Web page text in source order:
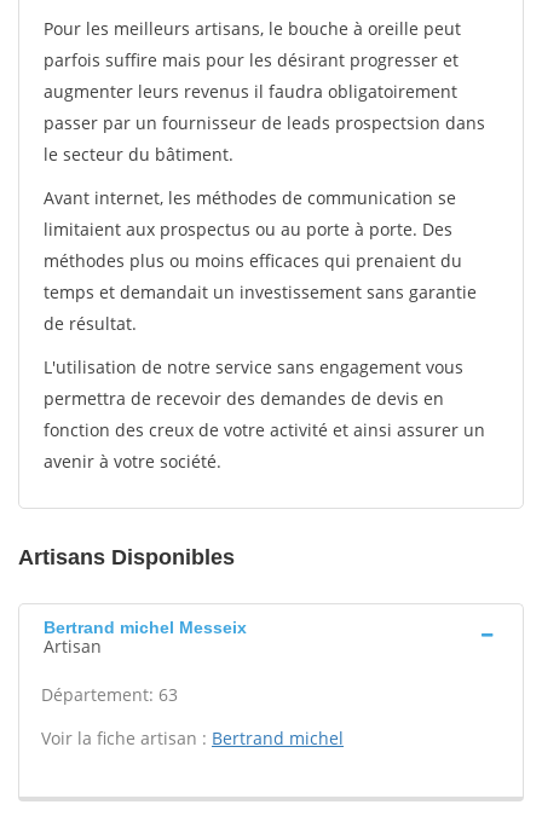
Pour les meilleurs artisans, le bouche à oreille peut
parfois suffire mais pour les désirant progresser et
augmenter leurs revenus il faudra obligatoirement
passer par un fournisseur de leads prospectsion dans
le secteur du bâtiment.
Avant internet, les méthodes de communication se
limitaient aux prospectus ou au porte à porte. Des
méthodes plus ou moins efficaces qui prenaient du
temps et demandait un investissement sans garantie
de résultat.
L'utilisation de notre service sans engagement vous
permettra de recevoir des demandes de devis en
fonction des creux de votre activité et ainsi assurer un
avenir à votre société.
Artisans Disponibles
Bertrand michel Messeix
Artisan
Département: 63
Voir la fiche artisan : Bertrand michel